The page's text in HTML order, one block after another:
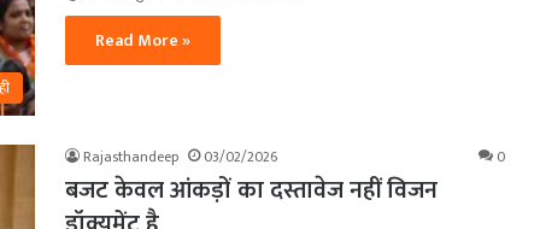
Read More »
Rajasthandeep 03/02/2026 0
बजट केवल आंकड़ों का दस्तावेज नहीं विजन